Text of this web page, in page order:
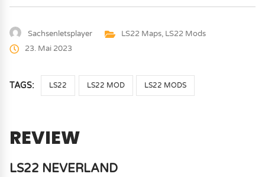
Sachsenletsplayer LS22 Maps, LS22 Mods
23. Mai 2023
TAGS: LS22 LS22 MOD LS22 MODS
REVIEW
LS22 NEVERLAND